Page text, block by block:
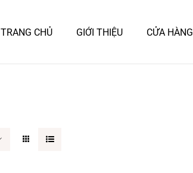
TRANG CHỦ GIỚI THIỆU CỬA HÀNG